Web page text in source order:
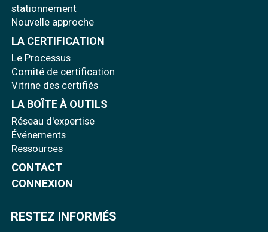
stationnement
Nouvelle approche
LA CERTIFICATION
Le Processus
Comité de certification
Vitrine des certifiés
LA BOÎTE À OUTILS
Réseau d'expertise
Événements
Ressources
CONTACT
CONNEXION
RESTEZ INFORMÉS